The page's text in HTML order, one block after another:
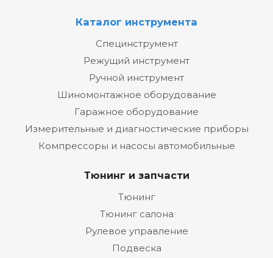
Каталог инструмента
Специнструмент
Режущий инструмент
Ручной инструмент
Шиномонтажное оборудование
Гаражное оборудование
Измерительные и диагностические приборы
Компрессоры и насосы автомобильные
Тюнинг и запчасти
Тюнинг
Тюнинг салона
Рулевое управление
Подвеска